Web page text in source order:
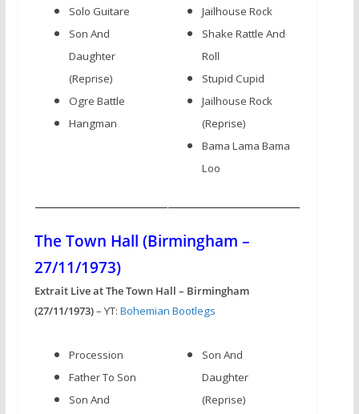
Solo Guitare
Son And
Daughter
(Reprise)
Ogre Battle
Hangman
Jailhouse Rock
Shake Rattle And
Roll
Stupid Cupid
Jailhouse Rock
(Reprise)
Bama Lama Bama
Loo
The Town Hall (Birmingham –
27/11/1973)
Extrait Live at The Town Hall – Birmingham
(27/11/1973)– YT: Bohemian Bootlegs
Procession
Father To Son
Son And
Son And
Daughter
(Reprise)